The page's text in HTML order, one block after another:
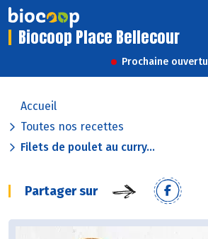
Biocoop Place Bellecour
Prochaine
Accueil
Toutes nos recettes
Filets de poulet au curry...
Partager sur